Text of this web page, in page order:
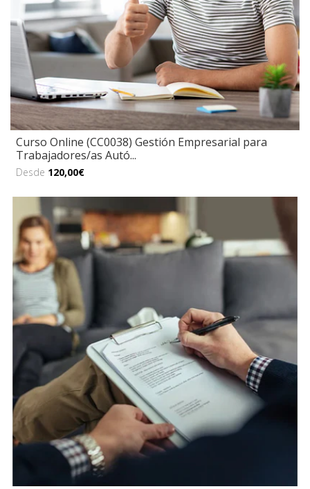
Curso Online (CC0038) Gestión Empresarial para
Trabajadores/as Autó...
Desde 120,00€